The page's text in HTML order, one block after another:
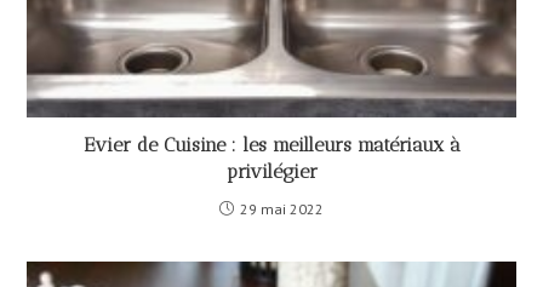
Evier de Cuisine : les meilleurs matériaux à
privilégier
29 mai 2022